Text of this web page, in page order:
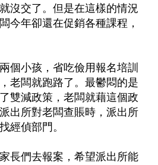
沒交了。但是在這樣的情況
今年卻還在促銷各種課程，
個小孩，省吃儉用報名培訓
老闆就跑路了。最鬱悶的是
雙減政策，老闆就藉這個政
出所對老闆查賬時，派出所
經偵部門。
長們去報案，希望派出所能